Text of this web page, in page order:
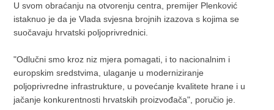
U svom obraćanju na otvorenju centra, premijer Plenković
istaknuo je da je Vlada svjesna brojnih izazova s kojima se
suočavaju hrvatski poljoprivrednici.
"Odlučni smo kroz niz mjera pomagati, i to nacionalnim i
europskim sredstvima, ulaganje u moderniziranje
poljoprivredne infrastrukture, u povećanje kvalitete hrane i u
jačanje konkurentnosti hrvatskih proizvođača", poručio je.